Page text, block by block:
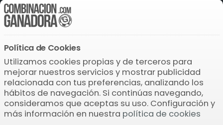
Descarga la APP
Política de Cookies
Utilizamos cookies propias y de terceros para
mejorar nuestros servicios y mostrar publicidad
relacionada con tus preferencias, analizando los
hábitos de navegación. Si continúas navegando,
consideramos que aceptas su uso. Configuración y
más información en nuestra política de cookies